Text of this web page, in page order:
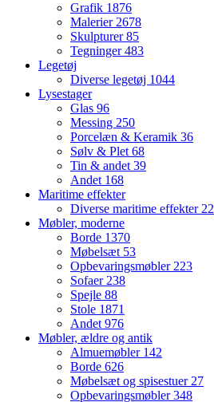
Grafik 1876
Malerier 2678
Skulpturer85
Tegninger483
Legetøj
Diverse legetøj 1044
Lysestager
Glas 96
Messing 250
Porcelæn & Keramik 36
Sølv & Plet 68
Tin & andet 39
Andet 168
Maritime effekter
Diverse maritime effekter 22
Møbler, moderne
Borde 1370
Møbelsæt 53
Opbevaringsmøbler 223
Sofaer 238
Spejle 88
Stole 1871
Andet 976
Møbler, ældre og antik
Almuemøbler 142
Borde 626
Møbelsæt og spisestuer 27
Opbevaringsmøbler348